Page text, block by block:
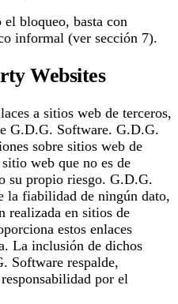
bloqueo, basta con
informal (ver sección 7).
Websites
a sitios web de terceros,
G.D.G. Software. G.D.G.
sobre sitios web de
web que no es de
su propio riesgo. G.D.G.
la fiabilidad de ningún dato,
realizada en sitios de
estos enlaces
La inclusión de dichos
Software respalde,
por el